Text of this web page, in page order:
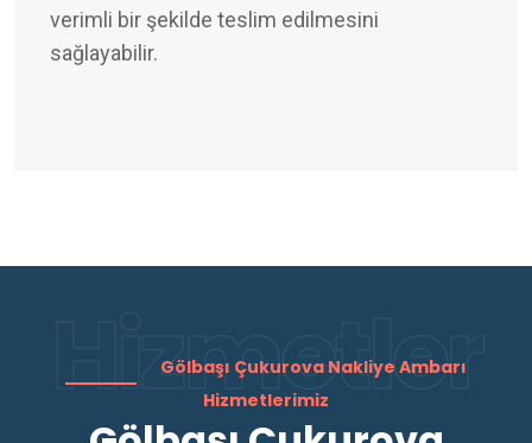
verimli bir şekilde teslim edilmesini
sağlayabilir.
Hizmetler
Gölbaşı Çukurova Nakliye Ambarı
Hizmetlerimiz